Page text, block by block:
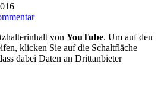
von YouTube. Um auf den
klicken Sie auf die Schaltfläche
dabei Daten an Drittanbieter